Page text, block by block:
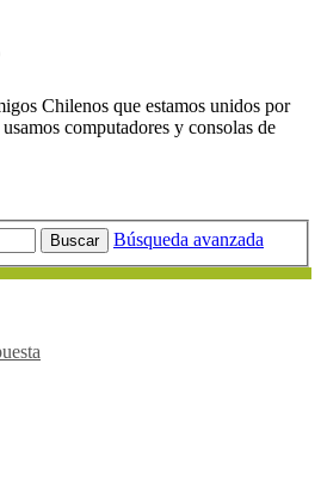
Chilenos que estamos unidos por
computadores y consolas de
Buscar Búsqueda avanzada